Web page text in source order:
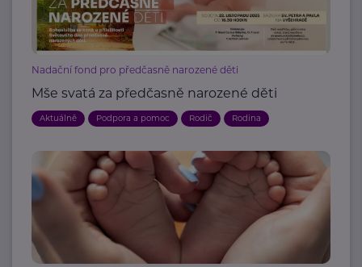
Nadační fond pro předčasně narozené děti
Mše svatá za předčasně narozené děti
Aktuálně Podpora a pomoc Rodič Rodina